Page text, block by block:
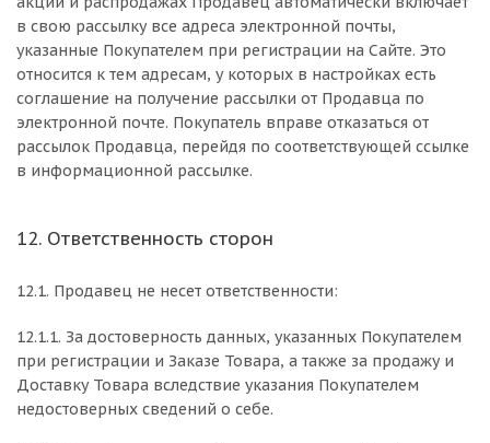
в свою рассылку все адреса электронной почты,
указанные Покупателем при регистрации на Сайте. Это
относится к тем адресам, у которых в настройках есть
соглашение на получение рассылки от Продавца по
электронной почте. Покупатель вправе отказаться от
рассылок Продавца, перейдя по соответствующей ссылке
в информационной рассылке.
12. Ответственность сторон
12.1. Продавец не несет ответственности:
12.1.1. За достоверность данных, указанных Покупателем
при регистрации и Заказе Товара, а также за продажу и
Доставку Товара вследствие указания Покупателем
недостоверных сведений о себе.